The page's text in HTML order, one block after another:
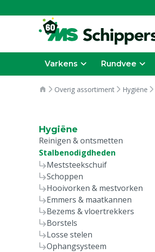
Varkens Rundvee
Overig assortiment Hygiëne
Hygiëne
Reinigen & ontsmetten
Stalbenodigdheden
Meststeekschuif
Schoppen
Hooivorken & mestvorken
Emmers & maatkannen
Bezems & vloertrekkers
Borstels
Losse stelen
Ophangsysteem